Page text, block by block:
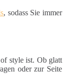
, sodass Sie immer
style ist. Ob glatt
oder zur Seite